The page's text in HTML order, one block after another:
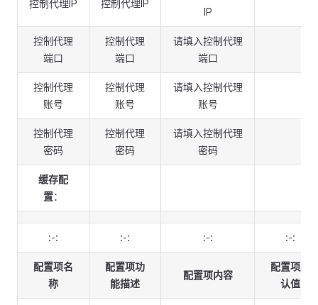
控制代理IP 控制代理IP
IP
控制代理
端口
控制代理
端口
请填入控制代理
端口
控制代理
账号
控制代理
账号
请填入控制代理
账号
控制代理
密码
控制代理
密码
请填入控制代理
密码
缓存配
置：
:-: :-: :-: :-:
配置项名
称
配置项功
能描述
配置项内容
配置项默
认值